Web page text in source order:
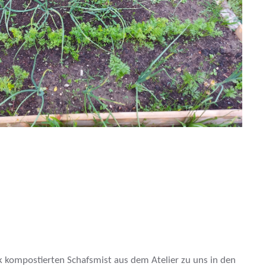
Schafsmist aus dem Atelier zu uns in den